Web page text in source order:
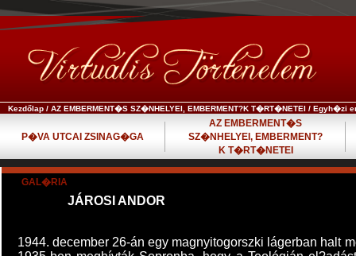
Kezdőlap / AZ EMBERMENT�S SZ�NHELYEI, EMBERMENT?K T�RT�NETEI / Egyh�zi
P�VA UTCAI ZSINAG�GA
AZ EMBERMENT�S
SZ�NHELYEI, EMBERMENT?
K T�RT�NETEI
GAL�RIA
JÁROSI ANDOR
1944. december 26-án egy magnyitogorszki lágerban halt